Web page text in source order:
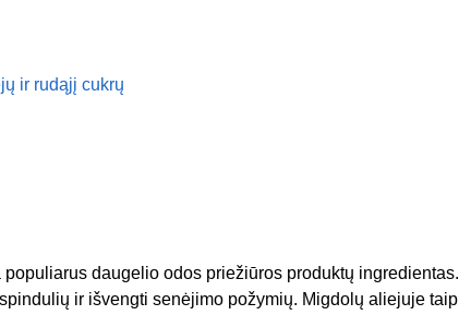
ir rudąjį cukrų
daugelio odos priežiūros produktų ingredientas.
ir išvengti senėjimo požymių. Migdolų aliejuje taip